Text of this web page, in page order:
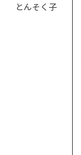
とんそく子